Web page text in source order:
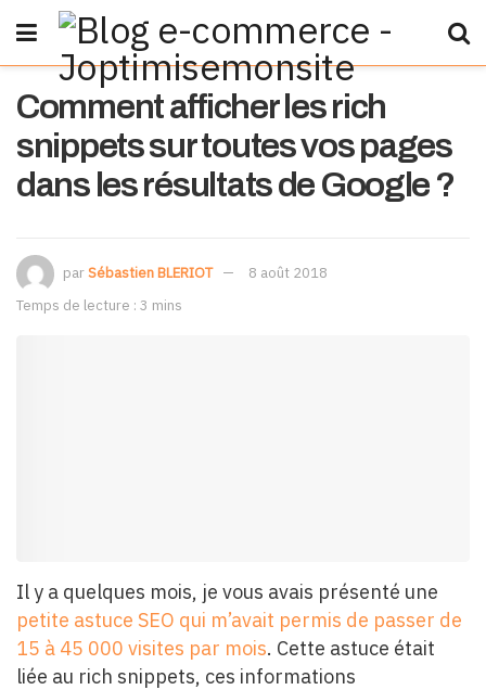
Comment afficher les rich
snippets sur toutes vos pages
dans les résultats de Google ?
parSébastien BLERIOT
8 août 2018
Temps de lecture : 3 mins
Il y a quelques mois, je vous avais présenté une
petite astuce SEO qui m’avait permis de passer de
15 à 45 000 visites par mois. Cette astuce était
liée au rich snippets, ces informations